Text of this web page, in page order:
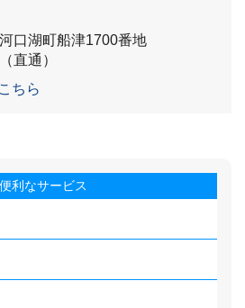
口湖町船津1700番地
直通）
ちら
便利なサービス